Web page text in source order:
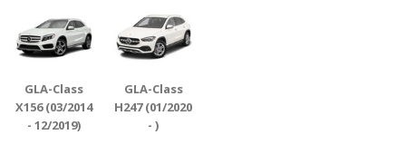
GLA-Class
X156 (03/2014
- 12/2019)
GLA-Class
H247 (01/2020
- )